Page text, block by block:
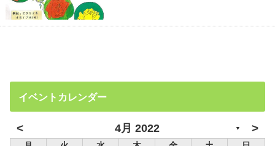
イベントカレンダー
< 4月 2022 ▼ >